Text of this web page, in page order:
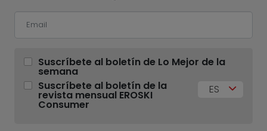
Suscríbete al boletín de Lo Mejor de la
semana
Suscríbete al boletín de la
revista mensual EROSKI
Consumer
ES